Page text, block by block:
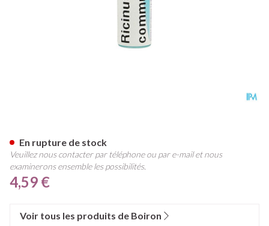
4,59 €
En rupture de stock
Veuillez nous contacter par téléphone ou par e-mail et nous
examinerons ensemble les possibilités.
Voir tous les produits de Boiron